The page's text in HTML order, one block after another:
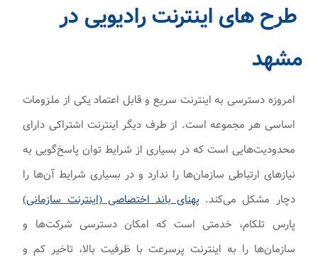
طرح های اینترنت رادیویی در
مشهد
امروزه دسترسی به اینترنت سریع و قابل اعتماد یکی از ملزومات
اساسی هر مجموعه است. از طرف دیگر اینترنت اشتراکی دارای
محدودیت‌هایی است که در بسیاری از شرایط توان پاسخ‌گویی به
نیازهای ارتباطی سازمان‌ها را ندارد و در بسیاری شرایط آن‌ها را
دچار مشکل می‌کند. پهنای باند اختصاصی (اینترنت سازمانی)
پارس تلکام، خدمتی است که امکان دسترسی شرکت‌ها و
سازمان‌ها را به اینترنت پرسرعت با ظرفیت بالا، تاخیر کم و